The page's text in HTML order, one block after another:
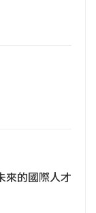
來的國際人才